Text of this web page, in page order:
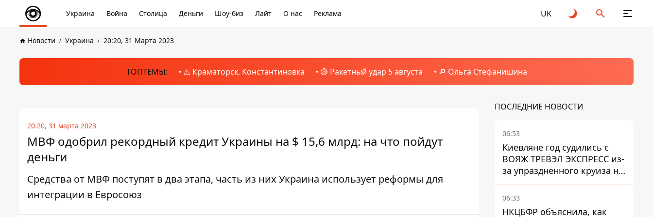
Украина Война Столица Деньги Шоу-биз Лайт О нас Реклама UK
Новости Украина 20:20, 31 Марта 2023
ТОПТЕМЫ: ⚠️ Краматорск, Константиновка 🔴 Ракетный удар 5 августа 🔎 Ольга Стефанишина
20:20, 31 марта 2023
МВФ одобрил рекордный кредит Украины на $ 15,6 млрд: на что пойдут
деньги
Средства от МВФ поступят в два этапа, часть из них Украина использует реформы для
интеграции в Евросоюз
ПОСЛЕДНИЕ НОВОСТИ
06:53
Киевляне год судились с
ВОЯЖ ТРЕВЭЛ ЭКСПРЕСС из-
за упраздненного круиза на
Costa Firenze - что решил
суд
06:33
НКЦБФР объяснила, как